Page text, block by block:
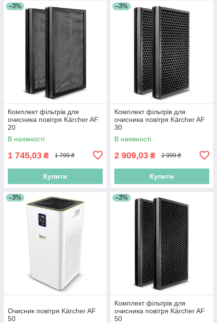
–3%
Комплект фільтрів для
очисника повітря Kärcher AF
20
В наявності
1 745,03 ₴ 1 799 ₴
Купити
–3%
Комплект фільтрів для
очисника повітря Kärcher AF
30
В наявності
2 909,03 ₴ 2 999 ₴
Купити
–3%
Очисник повітря Kärcher AF
50
–3%
Комплект фільтрів для
очисника повітря Kärcher AF
50